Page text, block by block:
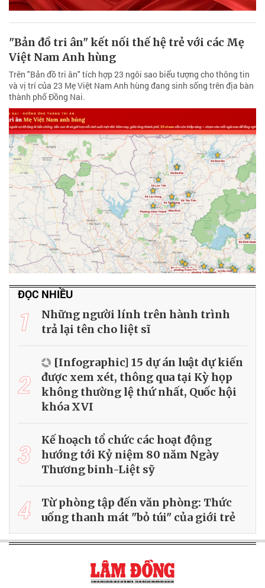
"Bản đồ tri ân" kết nối thế hệ trẻ với các Mẹ
Việt Nam Anh hùng
Trên "Bản đồ tri ân" tích hợp 23 ngôi sao biểu tượng cho thông tin
và vị trí của 23 Mẹ Việt Nam Anh hùng đang sinh sống trên địa bàn
thành phố Đồng Nai.
ĐỌC NHIỀU
1
Những người lính trên hành trình
trả lại tên cho liệt sĩ
2
[Infographic] 15 dự án luật dự kiến
được xem xét, thông qua tại Kỳ họp
không thường lệ thứ nhất, Quốc hội
khóa XVI
3
Kế hoạch tổ chức các hoạt động
hướng tới Kỷ niệm 80 năm Ngày
Thương binh-Liệt sỹ
4
Từ phòng tập đến văn phòng: Thức
uống thanh mát "bỏ túi" của giới trẻ